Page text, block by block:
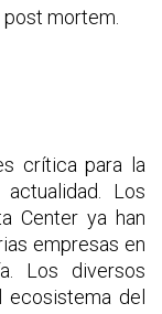
mortem.
crítica para la
Los
Center ya han
empresas en
Los diversos
ecosistema del